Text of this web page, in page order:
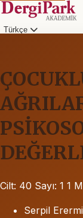
Türkçe
Cilt: 40 Sayı: 1 1
Serpil